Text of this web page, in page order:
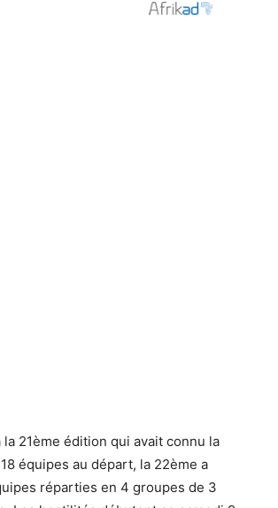
21ème édition qui avait connu la
équipes au départ, la 22ème a
réparties en 4 groupes de 3